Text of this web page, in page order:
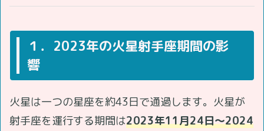
１．2023年の火星射手座期間の影
響
火星は一つの星座を約43日で通過します。火星が
射手座を運行する期間は2023年11月24日～2024